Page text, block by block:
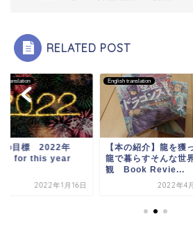
RELATED POST
translation
の目標 2022年
for this year
2022年1月16日
English translation
【本の紹介】龍を獲
龍で暮らすそんな世
観 Book Revie...
2022年4